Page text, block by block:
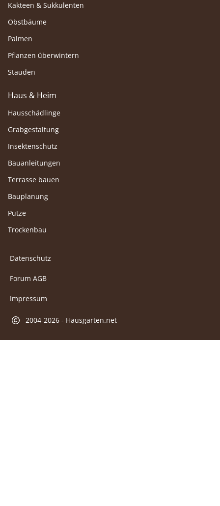
Kakteen & Sukkulenten
Obstbäume
Palmen
Pflanzen überwintern
Stauden
Haus & Heim
Hausschädlinge
Grabgestaltung
Insektenschutz
Bauanleitungen
Terrasse bauen
Bauplanung
Putze
Trockenbau
Datenschutz
Forum AGB
Impressum
2004-2026 - Hausgarten.net